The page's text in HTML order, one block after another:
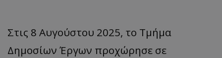
Στις 8 Αυγούστου 2025, το Τμήμα
Δημοσίων Έργων προχώρησε σε